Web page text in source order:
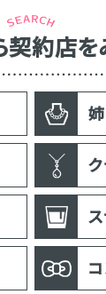
契約店を